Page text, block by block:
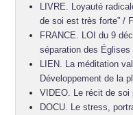
LIVRE. Loyauté
de soi est très forte” /
FRANCE. LOI du 9
séparation des Églises
LIEN. La méditation
Développement de la
VIDEO. Le récit de soi
DOCU. Le stress,